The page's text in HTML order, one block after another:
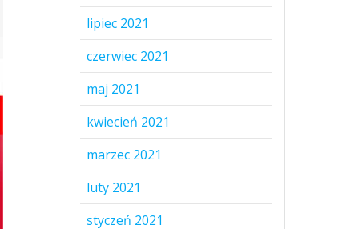
lipiec 2021
czerwiec 2021
maj 2021
kwiecień 2021
marzec 2021
luty 2021
styczeń 2021